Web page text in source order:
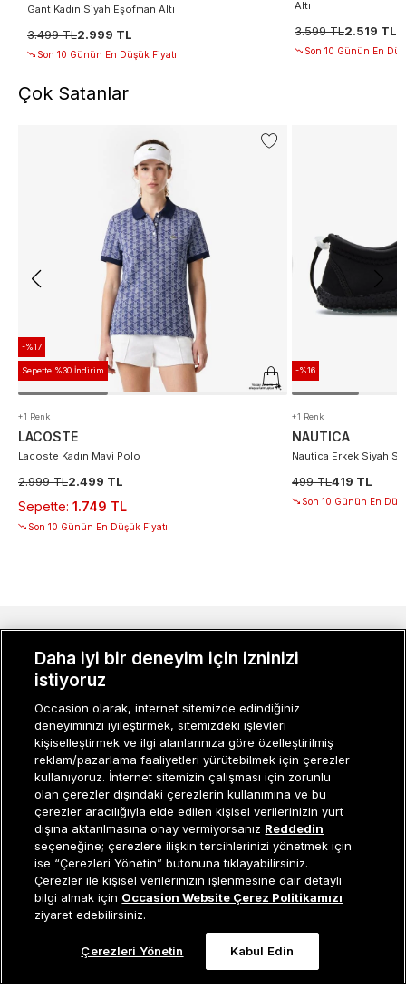
Sepete Ekle
Gant Kadın Siyah Eşofman Altı
3.499 TL2.999 TL
Son 10 Günün En Düşük Fiyatı
Altı
3.599 TL2.519 TL
Son 10 Günün En
Çok Satanlar
-%17
Sepette %30 İndirim
+1 Renk
LACOSTE
Lacoste Kadın Mavi Polo
2.999 TL2.499 TL
Sepette: 1.749 TL
Son 10 Günün En Düşük Fiyatı
-%16
+1 Renk
NAUTICA
Nautica Erkek Siyah
499 TL419 TL
Son 10 Günün En
Müşteri İlişkileri0 850 800 01 20
KURUMSAL
KADIN KATEGORILER
GRUP MARKALAR
ERKEK KATEGORILER
Occasion bir EREN PERAKENDE markasıdır. © Eren Holding
Daha iyi bir deneyim için izninizi
istiyoruz
Occasion olarak, internet sitemizde edindiğiniz
deneyiminizi iyileştirmek, sitemizdeki işlevleri
kişiselleştirmek ve ilgi alanlarınıza göre özelleştirilmiş
reklam/pazarlama faaliyetleri yürütebilmek için çerezler
kullanıyoruz. İnternet sitemizin çalışması için zorunlu
olan çerezler dışındaki çerezlerin kullanımına ve bu
çerezler aracılığıyla elde edilen kişisel verilerinizin yurt
dışına aktarılmasına onay vermiyorsanız Reddedin
seçeneğine; çerezlere ilişkin tercihlerinizi yönetmek için
ise “Çerezleri Yönetin” butonuna tıklayabilirsiniz.
Çerezler ile kişisel verilerinizin işlenmesine dair detaylı
bilgi almak için Occasion Website Çerez Politikamızı
ziyaret edebilirsiniz.
Çerezleri Yönetin Kabul Edin